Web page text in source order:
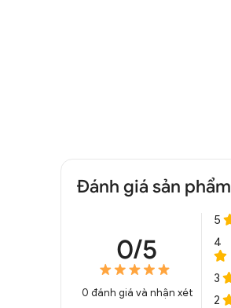
Đánh giá sản phẩm
0/5
0 đánh giá và nhận xét
5
4
3
2